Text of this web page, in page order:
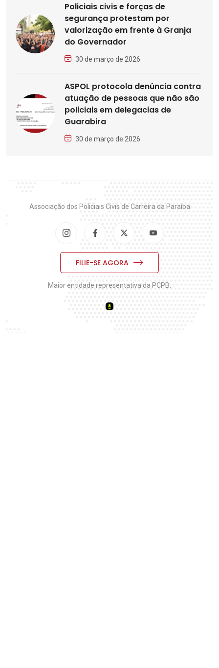
Policiais civis e forças de
segurança protestam por
valorização em frente à Granja
do Governador
30 de março de 2026
ASPOL protocola denúncia contra
atuação de pessoas que não são
policiais em delegacias de
Guarabira
30 de março de 2026
Associação dos Policiais Civis de Carreira da Paraíba
FILIE-SE AGORA
Maior entidade representativa da PCPB.